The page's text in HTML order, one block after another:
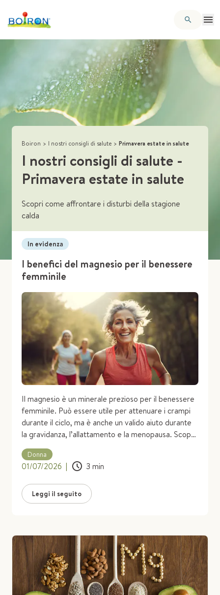
Boiron > I nostri consigli di salute > Primavera estate in salute
I nostri consigli di salute -
Primavera estate in salute
Scopri come affrontare i disturbi della stagione
calda
In evidenza
I benefici del magnesio per il benessere
femminile
Il magnesio è un minerale prezioso per il benessere
femminile. Può essere utile per attenuare i crampi
durante il ciclo, ma è anche un valido aiuto durante
la gravidanza, l’allattamento e la menopausa. Scopri
i benefici del magnesio per i disturbi femminili!
Donna
01/07/2026 | 3 min
Leggi il seguito